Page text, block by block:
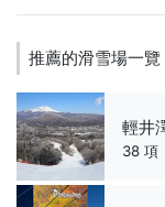
推薦的滑雪場一覽
輕井
38 項